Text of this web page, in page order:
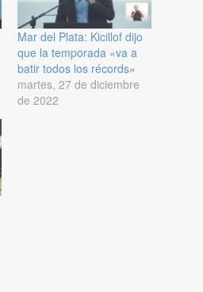
Mar del Plata: Kicillof dijo
que la temporada «va a
batir todos los récords»
martes, 27 de diciembre
de 2022